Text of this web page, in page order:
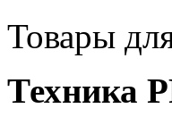
Товары
Техника